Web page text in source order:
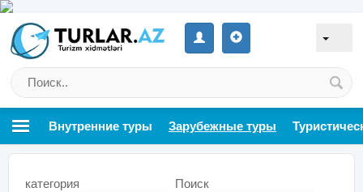
Внутренние туры Зарубежные туры
категория Поиск